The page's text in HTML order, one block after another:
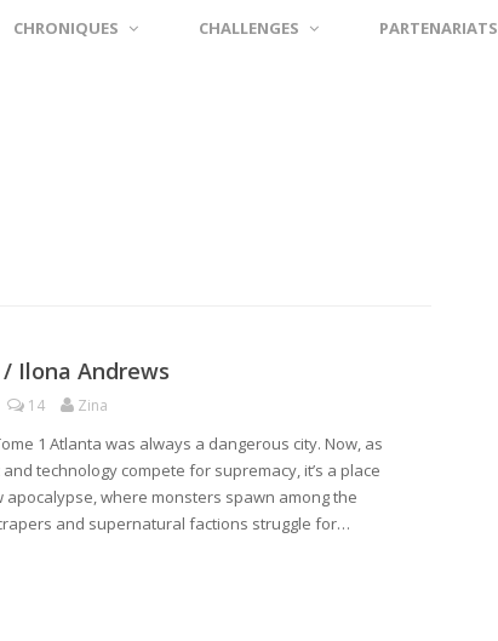
CHRONIQUES CHALLENGES PARTENARIATS
Ilona Andrews
14 Zina
1 Atlanta was always a dangerous city. Now, as
technology compete for supremacy, it’s a place
apocalypse, where monsters spawn among the
and supernatural factions struggle for…